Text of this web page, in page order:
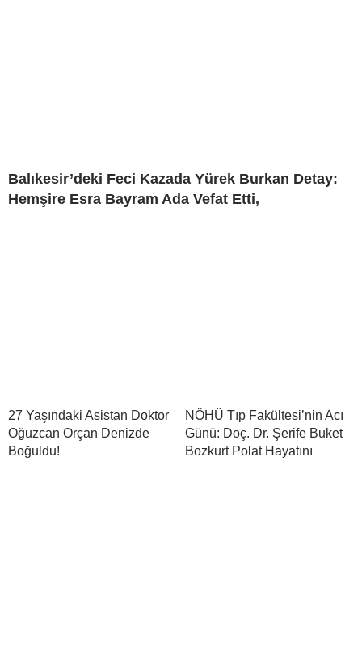
Balıkesir’deki Feci Kazada Yürek Burkan Detay:
Hemşire Esra Bayram Ada Vefat Etti,
27 Yaşındaki Asistan Doktor
Oğuzcan Orçan Denizde
Boğuldu!
NÖHÜ Tıp Fakültesi’nin Acı
Günü: Doç. Dr. Şerife Buket
Bozkurt Polat Hayatını